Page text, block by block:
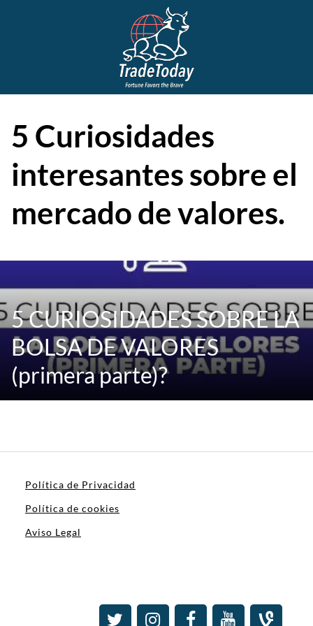
5 Curiosidades
interesantes sobre el
mercado de valores.
5 CURIOSIDADES SOBRE LA
BOLSA DE VALORES
(primera parte)?
Política de Privacidad
Política de cookies
Aviso Legal